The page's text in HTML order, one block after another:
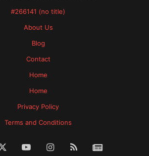
#266141 (no title)
About Us
Blog
Contact
Home
Home
Privacy Policy
Terms and Conditions
YouTubeInstagram
RSS News